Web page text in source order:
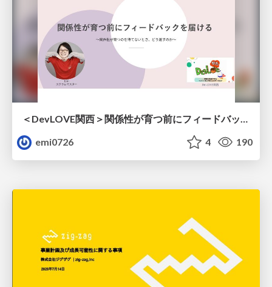
＜DevLOVE関西＞関係性が育つ前にフィードバックを届ける ～関係性が育つのを待てないとき、どう渡すのか～
emi0726
4 190